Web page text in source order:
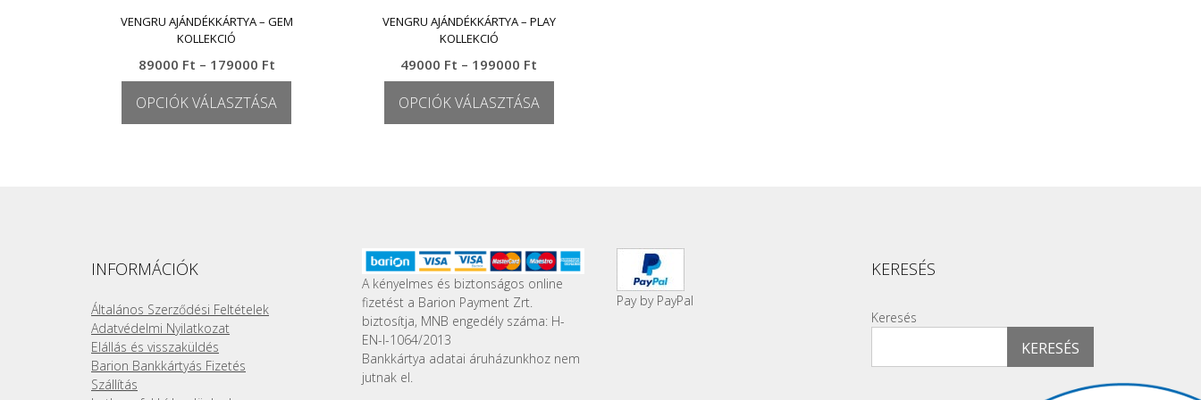
VENGRU AJÁNDÉKKÁRTYA – GEM
KOLLEKCIÓ
89000 Ft – 179000 FtÁrtartomány:
89000 Ft
-
179000 Ft
OPCIÓK VÁLASZTÁSA
termékoldalon
választhatók
ki
VENGRU AJÁNDÉKKÁRTYA – PLAY
KOLLEKCIÓ
49000 Ft – 199000 Ft
49000 Ft
-
199000 Ft
OPCIÓK VÁLASZTÁSA
változatok
a
termékoldalon
választhatók
INFORMÁCIÓK
Általános Szerződési Feltételek
Adatvédelmi Nyilatkozat
Elállás és visszaküldés
Barion Bankkártyás Fizetés
Szállítás
A kényelmes és biztonságos online
fizetést a Barion Payment Zrt.
biztosítja, MNB engedély száma: H-
EN-I-1064/2013
Bankkártya adatai áruházunkhoz nem
jutnak el.
Pay by PayPal
KERESÉS
Keresés
KERESÉS